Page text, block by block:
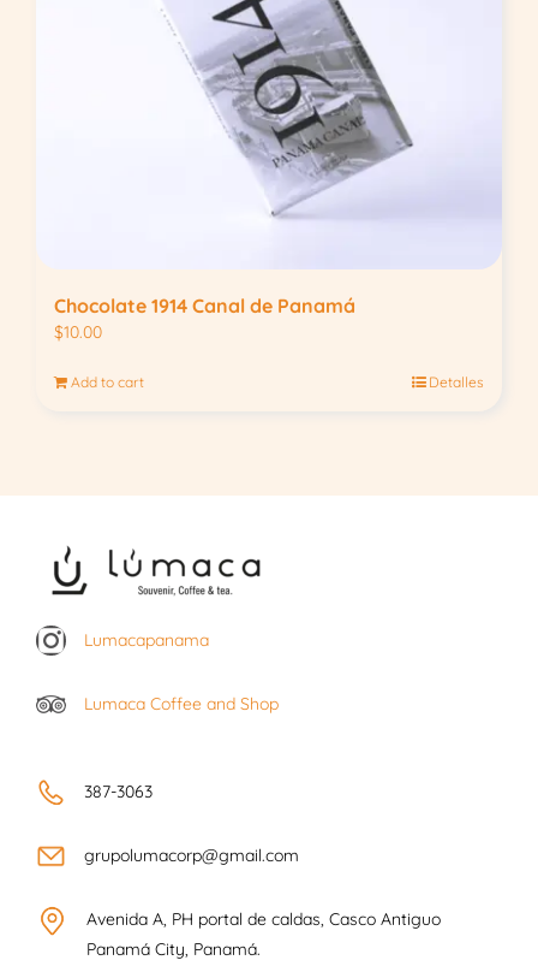
Chocolate 1914 Canal de Panamá
$10.00
Add to cart Detalles
Lumacapanama
Lumaca Coffee and Shop
387-3063
grupolumacorp@gmail.com
Avenida A, PH portal de caldas, Casco Antiguo
Panamá City, Panamá.